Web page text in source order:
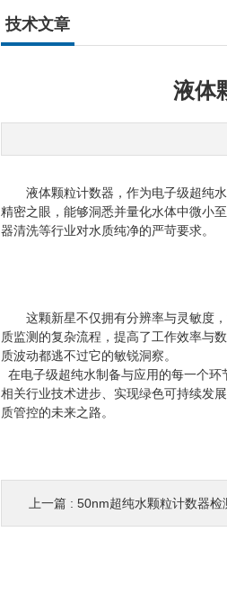
技术文章
液体
液体颗粒计数器，作为电子级超纯
精密之眼，能够洞悉并量化水体中微小
器清洗等行业对水质纯净的严苛要求。
这颗新星不仅拥有分辨率与灵敏度
质监测的复杂流程，提高了工作效率与
质波动都逃不过它的敏锐洞察。
在电子级超纯水制备与应用的每一个
相关行业技术进步、实现绿色可持续发
质管控的未来之路。
上一篇 : 50nm超纯水颗粒计数器检测硅材料